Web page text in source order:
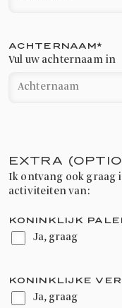
ACHTERNAAM*
Vul uw achternaam in
EXTRA
Ik ontvang ook graag
activiteiten van:
KONINKLIJK
Ja, graag
KONINKLIJKE
Ja, graag